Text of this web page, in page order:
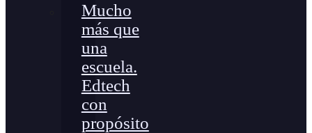
Mucho
más que
una
escuela.
Edtech
con
propósito